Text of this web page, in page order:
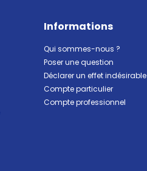
Informations
Qui sommes-nous ?
Poser une question
Déclarer un effet indésirable
Compte particulier
Compte professionnel